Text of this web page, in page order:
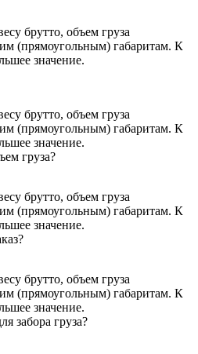
брутто, объем груза
(прямоугольным) габаритам. К
значение.
брутто, объем груза
(прямоугольным) габаритам. К
значение.
груза?
брутто, объем груза
(прямоугольным) габаритам. К
значение.
брутто, объем груза
(прямоугольным) габаритам. К
значение.
забора груза?